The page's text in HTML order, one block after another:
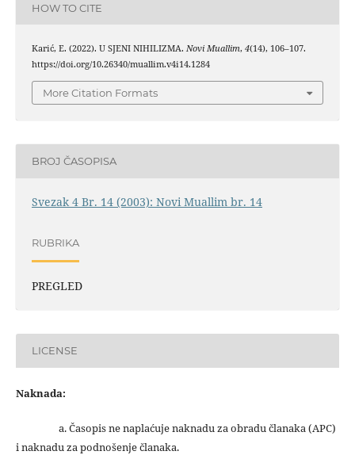
HOW TO CITE
Karić, E. (2022). U SJENI NIHILIZMA. Novi Muallim, 4(14), 106–107.
https://doi.org/10.26340/muallim.v4i14.1284
More Citation Formats
BROJ ČASOPISA
Svezak 4 Br. 14 (2003): Novi Muallim br. 14
RUBRIKA
PREGLED
LICENSE
Naknada:
a. Časopis ne naplaćuje naknadu za obradu članaka (APC)
i naknadu za podnošenje članaka.